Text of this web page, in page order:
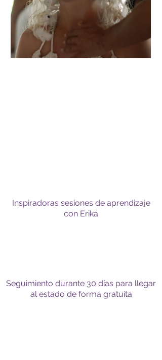
Inspiradoras sesiones de aprendizaje
con Erika
Seguimiento durante 30 días para llegar
al estado de forma gratuita